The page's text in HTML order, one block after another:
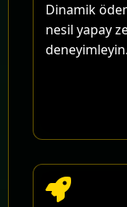
Dinamik
nesil yapay
deneyimleyin.